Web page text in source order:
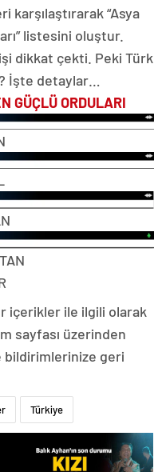
karşılaştırarak “Asya
listesini oluştur.
dikkat çekti. Peki Türk
İşte detaylar…
GÜÇLÜ ORDULARI
içerikler ile ilgili olarak
sayfası üzerinden
bildirimlerinize geri
Türkiye